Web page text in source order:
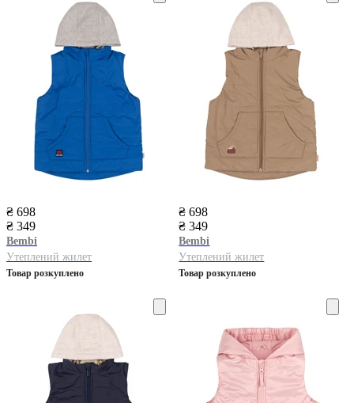
₴ 698
₴ 349
Bembi
Утеплений жилет
Товар розкуплено
₴ 698
₴ 349
Bembi
Утеплений жилет
Товар розкуплено